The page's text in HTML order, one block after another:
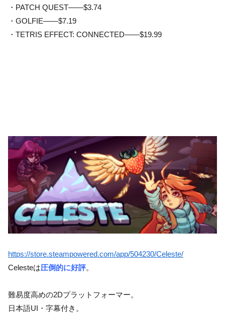
・PATCH QUEST——$3.74
・GOLFIE——$7.19
・TETRIS EFFECT: CONNECTED——$19.99
https://store.steampowered.com/app/504230/Celeste/
Celesteは圧倒的に好評。
難易度高めの2Dプラットフォーマー。
日本語UI・字幕付き。